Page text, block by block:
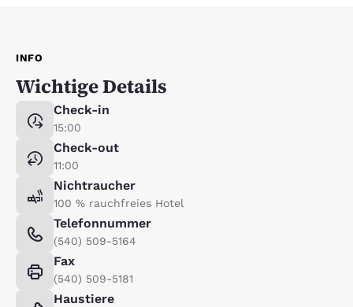
INFO
Wichtige Details
Check-in
15:00
Check-out
11:00
Nichtraucher
100 % rauchfreies Hotel
Telefonnummer
(540) 509-5164
Fax
(540) 509-5181
Haustiere